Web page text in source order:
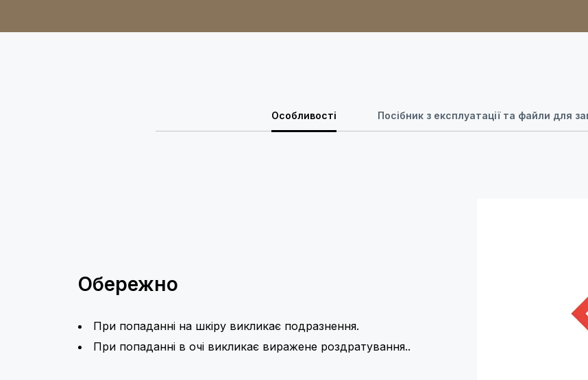
Особливості Посібник з експлуатації та файли для
Обережно
При попаданні на шкіру викликає подразнення.
При попаданні в очі викликає виражене роздратування..